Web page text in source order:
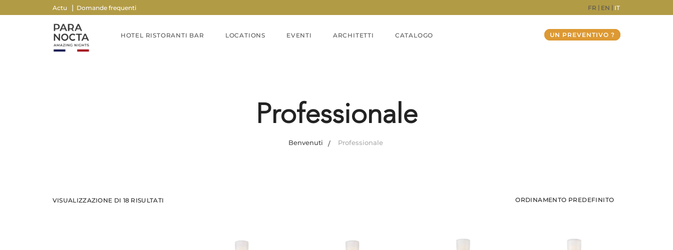
Actu Domande frequenti FR EN IT
HOTEL RISTORANTI BAR LOCATIONS EVENTI ARCHITETTI CATALOGO UN PREVENTIVO ?
Professionale
Benvenuti Professionale
VISUALIZZAZIONE DI 18 RISULTATI